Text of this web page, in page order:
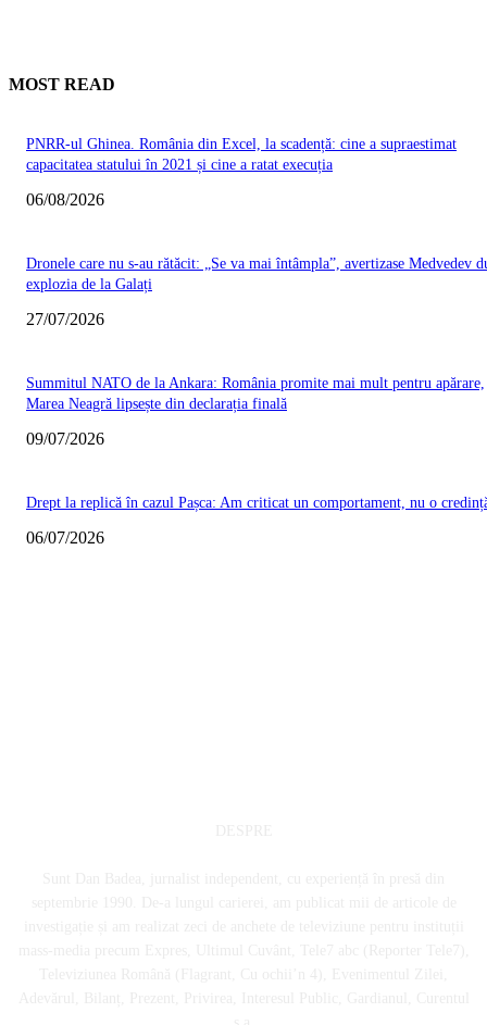
MOST READ
PNRR-ul Ghinea. România din Excel, la scadență: cine a supraestimat
capacitatea statului în 2021 și cine a ratat execuția
06/08/2026
Dronele care nu s-au rătăcit: „Se va mai întâmpla”, avertizase Medvedev
explozia de la Galați
27/07/2026
Summitul NATO de la Ankara: România promite mai mult pentru apărare,
Marea Neagră lipsește din declarația finală
09/07/2026
Drept la replică în cazul Pașca: Am criticat un comportament, nu o
06/07/2026